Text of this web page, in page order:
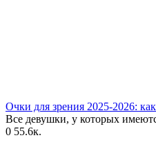
Очки для зрения 2025-2026:
Все девушки, у которых
0 55.6к.